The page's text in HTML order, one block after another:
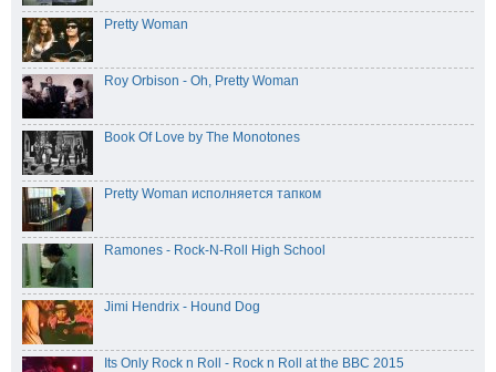
Pretty Woman
Roy Orbison - Oh, Pretty Woman
Book Of Love by The Monotones
Pretty Woman исполняется тапком
Ramones - Rock-N-Roll High School
Jimi Hendrix - Hound Dog
Its Only Rock n Roll - Rock n Roll at the BBC 2015